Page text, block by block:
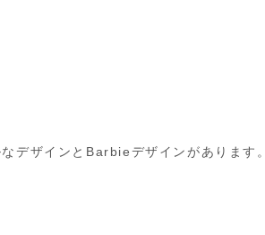
デザインとBarbieデザインがあります。